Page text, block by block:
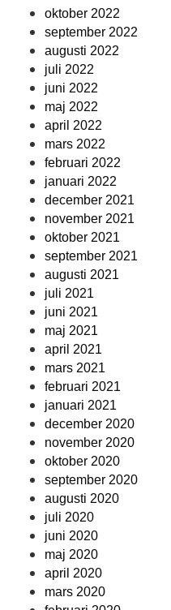
oktober 2022
september 2022
augusti 2022
juli 2022
juni 2022
maj 2022
april 2022
mars 2022
februari 2022
januari 2022
december 2021
november 2021
oktober 2021
september 2021
augusti 2021
juli 2021
juni 2021
maj 2021
april 2021
mars 2021
februari 2021
januari 2021
december 2020
november 2020
oktober 2020
september 2020
augusti 2020
juli 2020
juni 2020
maj 2020
april 2020
mars 2020